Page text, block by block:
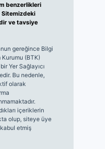
benzerlikleri
ve tavsiye
gereğince Bilgi
(BTK)
Yer Sağlayıcı
Bu nedenle,
olarak
içeriklerin
olup, siteye üye
etmiş